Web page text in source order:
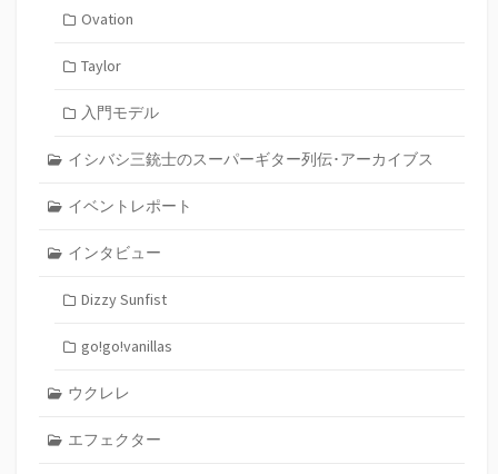
Ovation
Taylor
入門モデル
イシバシ三銃士のスーパーギター列伝･アーカイブス
イベントレポート
インタビュー
Dizzy Sunfist
go!go!vanillas
ウクレレ
エフェクター